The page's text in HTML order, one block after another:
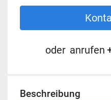
oder anrufen
Beschreibung